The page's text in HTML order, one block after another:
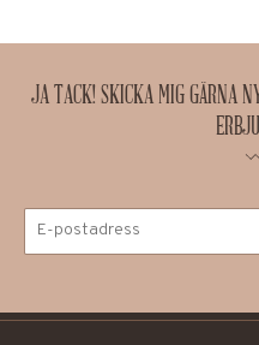
JA TACK! SKICKA MIG GÄRNA